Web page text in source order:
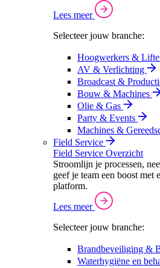
Lees meer
Selecteer jouw branche:
Hoogwerkers &
AV & Verlichting
Broadcast &
Bouw & Machines
Olie & Gas
Party & Events
Machines &
Field Service
Field Service Overzicht
Stroomlijn je processen,
geef je team een boost met
platform.
Lees meer
Selecteer jouw branche:
Brandbeveiliging &
Waterhygiëne en